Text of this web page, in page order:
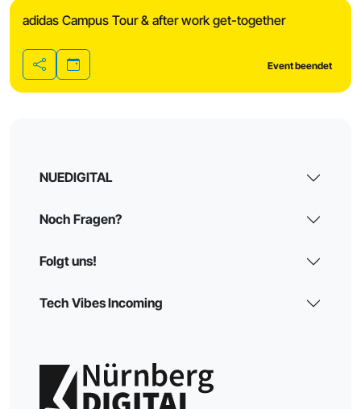
adidas Campus Tour & after work get-together
Teilen
Event beendet
NUEDIGITAL
Noch Fragen?
Folgt uns!
Tech Vibes Incoming